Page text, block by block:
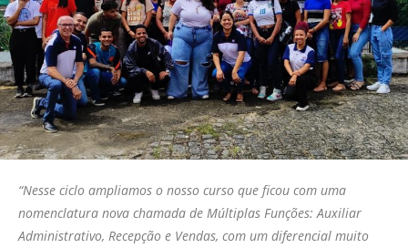
“Nesse ciclo ampliamos o nosso curso que ficou com uma
nomenclatura nova chamada de Múltiplas Funções: Auxiliar
Administrativo, Recepção e Vendas, com um diferencial muito